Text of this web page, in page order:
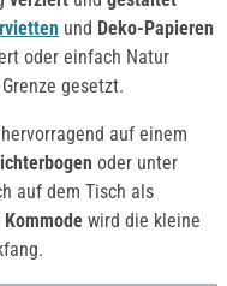
und Deko-Papieren
oder einfach Natur
gesetzt.
auf einem
oder unter
auf dem Tisch als
Kommode wird die kleine